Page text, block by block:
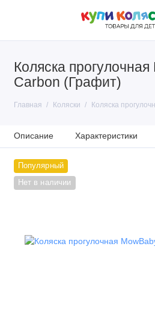
Коляска
Carbon (Графит)
Главная Коляски Коляска
Описание Характеристики
Популярный
Нет в наличии